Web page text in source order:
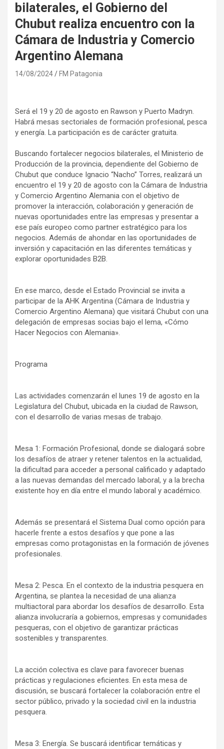
bilaterales, el Gobierno del
Chubut realiza encuentro con la
Cámara de Industria y Comercio
Argentino Alemana
14/08/2024 FM Patagonia
Será el 19 y 20 de agosto en Rawson y Puerto Madryn.
Habrá mesas sectoriales de formación profesional, pesca
y energía. La participación es de carácter gratuita.
Buscando fortalecer negocios bilaterales, el Ministerio de
Producción de la provincia, dependiente del Gobierno de
Chubut que conduce Ignacio “Nacho” Torres, realizará un
encuentro el 19 y 20 de agosto con la Cámara de Industria
y Comercio Argentino Alemania con el objetivo de
promover la interacción, colaboración y generación de
nuevas oportunidades entre las empresas y presentar a
ese país europeo como partner estratégico para los
negocios. Además de ahondar en las oportunidades de
inversión y capacitación en las diferentes temáticas y
explorar oportunidades B2B.
En ese marco, desde el Estado Provincial se invita a
participar de la AHK Argentina (Cámara de Industria y
Comercio Argentino Alemana) que visitará Chubut con una
delegación de empresas socias bajo el lema, «Cómo
Hacer Negocios con Alemania».
Programa
Las actividades comenzarán el lunes 19 de agosto en la
Legislatura del Chubut, ubicada en la ciudad de Rawson,
con el desarrollo de varias mesas de trabajo.
Mesa 1: Formación Profesional, donde se dialogará sobre
los desafíos de atraer y retener talentos en la actualidad,
la dificultad para acceder a personal calificado y adaptado
a las nuevas demandas del mercado laboral, y a la brecha
existente hoy en día entre el mundo laboral y académico.
Además se presentará el Sistema Dual como opción para
hacerle frente a estos desafíos y que pone a las
empresas como protagonistas en la formación de jóvenes
profesionales.
Mesa 2: Pesca. En el contexto de la industria pesquera en
Argentina, se plantea la necesidad de una alianza
multiactoral para abordar los desafíos de desarrollo. Esta
alianza involucraría a gobiernos, empresas y comunidades
pesqueras, con el objetivo de garantizar prácticas
sostenibles y transparentes.
La acción colectiva es clave para favorecer buenas
prácticas y regulaciones eficientes. En esta mesa de
discusión, se buscará fortalecer la colaboración entre el
sector público, privado y la sociedad civil en la industria
pesquera.
Mesa 3: Energía. Se buscará identificar temáticas y